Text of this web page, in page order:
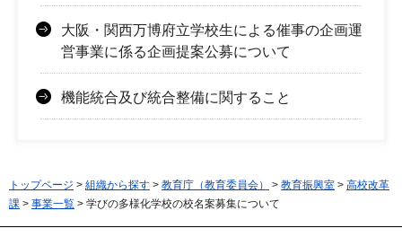
大阪・関西万博府立学校生による催事の企画運
営事業に係る企画提案公募について
機能統合及び統合整備に関すること
トップページ > 組織から探す > 教育庁（教育委員会） > 教育振興室 > 高校改革
課 > 事業一覧 > 学びの多様化学校の校名案募集について